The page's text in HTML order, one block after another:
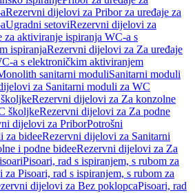
Rezervni dijelovi za Pribor za uređaje za
Ugradni setoviRezervni dijelovi za
za aktiviranje ispiranja WC-a s
ispiranjaRezervni dijelovi za Za uređaje
a s elektroničkim aktiviranjem
sanitarni moduliSanitarni moduli
za Sanitarni moduli za WC
Rezervni dijelovi za Za konzolne
školjkeRezervni dijelovi za Za podne
dijelovi za PriborPotrošni
za bideeRezervni dijelovi za Sanitarni
i podne bideeRezervni dijelovi za Za
Pisoari, rad s ispiranjem, s rubom za
Pisoari, rad s ispiranjem, s rubom za
dijelovi za Bez poklopcaPisoari, rad